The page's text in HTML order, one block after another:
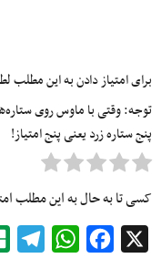
برای امتیاز دادن به این مطلب
توجه: وقتی با ماوس روی
پنج ستاره زرد یعنی پنج امتیاز!
کسی تا به حال به این مطلب
Facebook